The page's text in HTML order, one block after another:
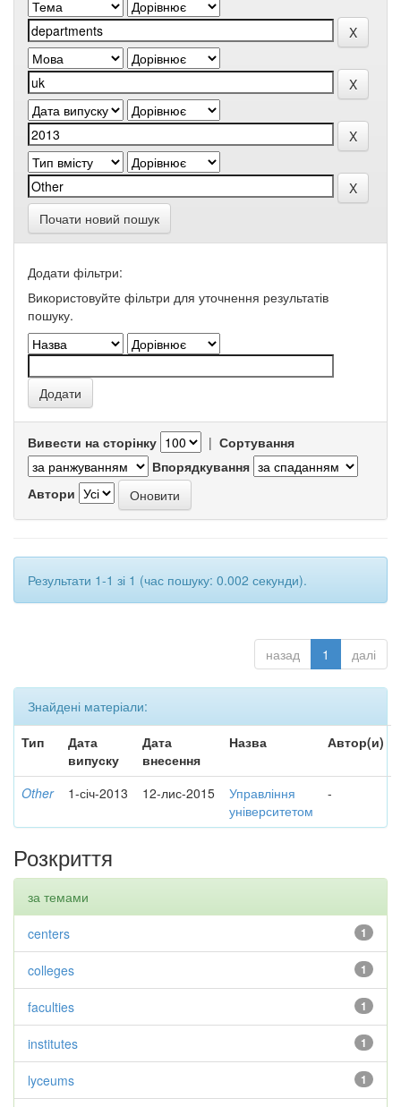
Почати новий пошук
Додати фільтри:
Використовуйте фільтри для уточнення результатів
пошуку.
Вивести на сторінку | Сортування
Впорядкування
Автори
Результати 1-1 зі 1 (час пошуку: 0.002 секунди).
назад 1 далі
Знайдені матеріали:
Тип
Дата
випуску
Дата
внесення
Назва Автор(и)
Other 1-січ-2013 12-лис-2015
Управління
університетом
-
Розкриття
за темами
1
centers
1
colleges
1
faculties
1
institutes
1
lyceums